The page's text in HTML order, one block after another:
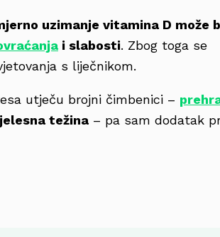
uzimanje vitamina D može
i slabosti. Zbog toga se
s liječnikom.
utječu brojni čimbenici –
težina – pa sam dodatak